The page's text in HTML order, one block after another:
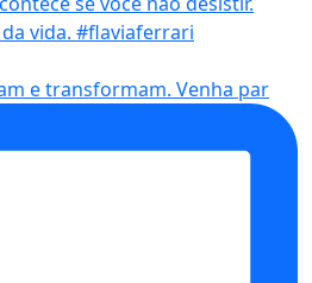
e transformam. Venha par